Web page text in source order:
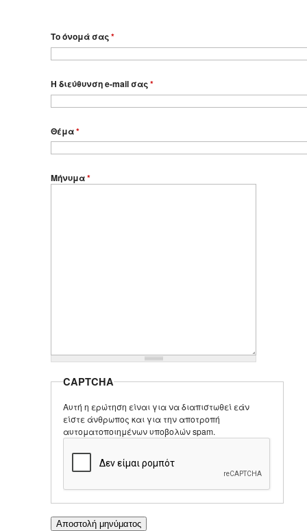
Το όνομά σας*
Η διεύθυνση e-mail σας*
Θέμα*
Μήνυμα*
CAPTCHA
Αυτή η ερώτηση είναι για να διαπιστωθεί εάν
είστε άνθρωπος και για την αποτροπή
αυτοματοποιημένων υποβολών spam.